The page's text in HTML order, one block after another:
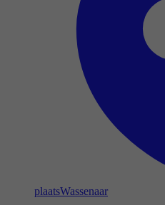
plaatsWassenaar